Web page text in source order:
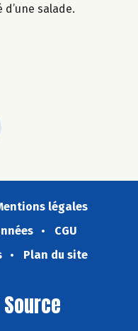
salade.
légales
CGU
Plan du site